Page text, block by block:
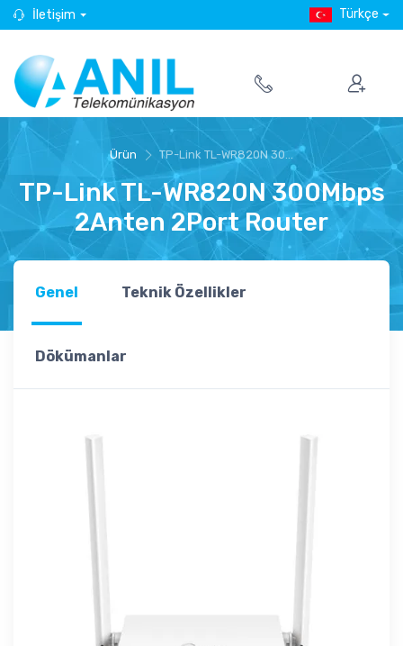
İletişim Türkçe
Ürün TP-Link TL-WR820N 30...
TP-Link TL-WR820N 300Mbps
2Anten 2Port Router
Genel Teknik Özellikler
Dökümanlar